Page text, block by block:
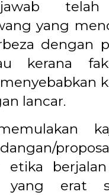
yang
dengan
kerana
lancar.
etika
yang erat